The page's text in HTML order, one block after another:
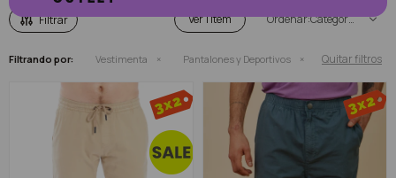
Ver Categoría
Filtrando por: Vestimenta Pantalones y Deportivos Quitar filtros